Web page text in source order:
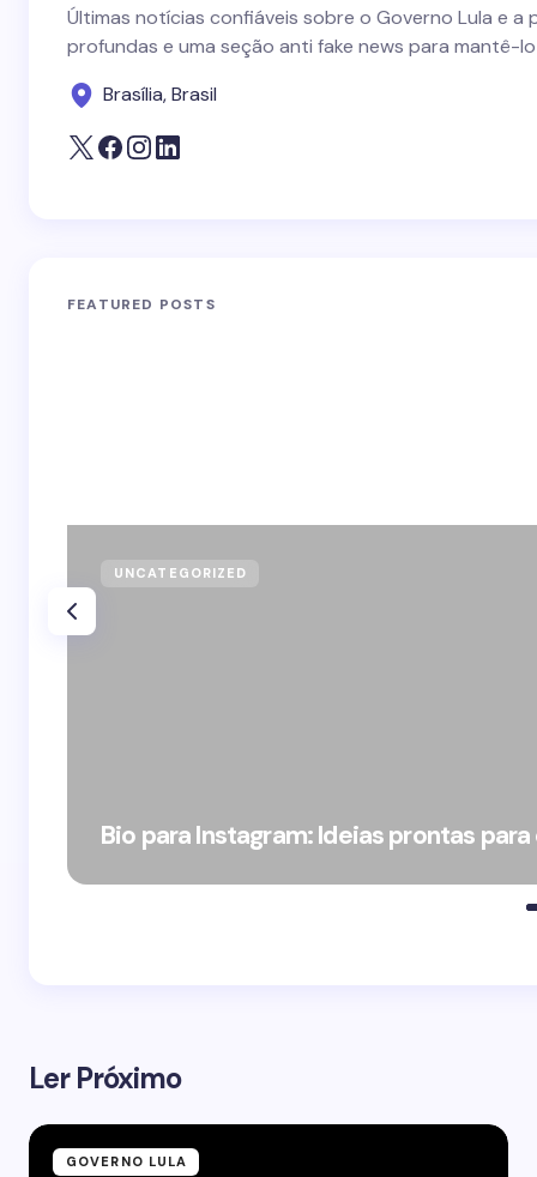
Últimas notícias confiáveis sobre o Governo Lula e
profundas e uma seção anti fake news para mantê-
Brasília, Brasil
FEATURED POSTS
UNCATEGORIZED
Bio para Instagram: Ideias prontas
Ler Próximo
GOVERNO LULA